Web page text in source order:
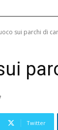
sui parchi di
Twitter